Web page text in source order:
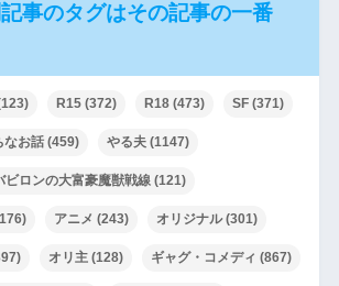
事のタグはその記事の一番
R15(372) R18(473) SF(371)
なお話(459) やる夫(1147)
ビロンの大富豪魔獣戦線(121)
アニメ (243) オリジナル(301)
オリ主(128) ギャグ・コメディ (867)